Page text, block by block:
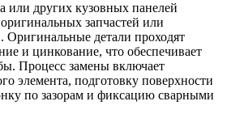
или других кузовных панелей
запчастей или
Оригинальные детали проходят
и цинкование, что обеспечивает
Процесс замены включает
элемента, подготовку поверхности
по зазорам и фиксацию сварными